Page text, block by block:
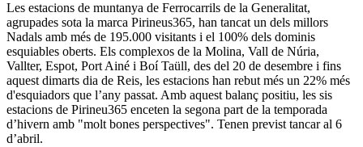
Les estacions de muntanya de Ferrocarrils de la Generalitat,
agrupades sota la marca Pirineus365, han tancat un dels millors
Nadals amb més de 195.000 visitants i el 100% dels dominis
esquiables oberts. Els complexos de la Molina, Vall de Núria,
Vallter, Espot, Port Ainé i Boí Taüll, des del 20 de desembre i fins
aquest dimarts dia de Reis, les estacions han rebut més un 22% més
d'esquiadors que l’any passat. Amb aquest balanç positiu, les sis
estacions de Pirineu365 enceten la segona part de la temporada
d’hivern amb "molt bones perspectives". Tenen previst tancar al 6
d’abril.